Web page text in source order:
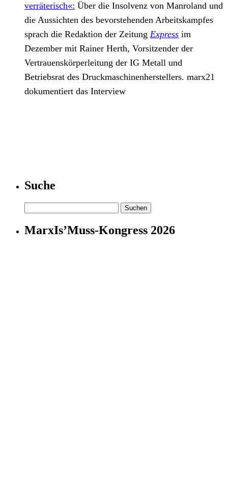
verräterisch«: Über die Insolvenz von Manroland und
die Aussichten des bevorstehenden Arbeitskampfes
sprach die Redaktion der Zeitung Express im
Dezember mit Rainer Herth, Vorsitzender der
Vertrauenskörperleitung der IG Metall und
Betriebsrat des Druckmaschinenherstellers. marx21
dokumentiert das Interview
Suche
nach:
MarxIs’Muss-Kongress 2026